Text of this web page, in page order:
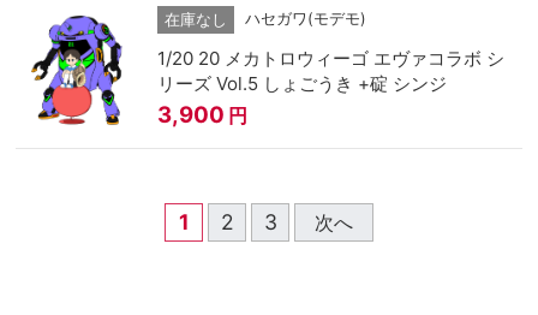
在庫なし ハセガワ(モデモ)
1/20 20 メカトロウィーゴ エヴァコラボ シ
リーズ Vol.5 しょごうき +碇 シンジ
3,900 円
1 2 3 次へ